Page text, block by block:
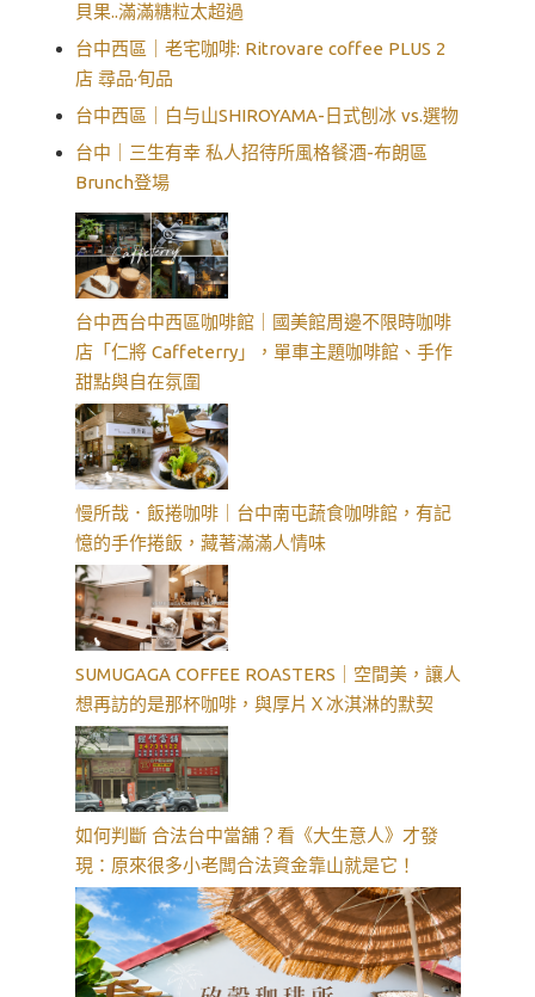
貝果..滿滿糖粒太超過
台中西區｜老宅咖啡: Ritrovare coffee PLUS 2
店 尋品·旬品
台中西區｜白与山SHIROYAMA-日式刨冰 vs.選物
台中｜三生有幸 私人招待所風格餐酒-布朗區
Brunch登場
台中西台中西區咖啡館｜國美館周邊不限時咖啡
店「仁將 Caffeterry」，單車主題咖啡館、手作
甜點與自在氛圍
慢所哉．飯捲咖啡｜台中南屯蔬食咖啡館，有記
憶的手作捲飯，藏著滿滿人情味
SUMUGAGA COFFEE ROASTERS｜空間美，讓人
想再訪的是那杯咖啡，與厚片Ｘ冰淇淋的默契
如何判斷 合法台中當舖？看《大生意人》才發
現：原來很多小老闆合法資金靠山就是它！